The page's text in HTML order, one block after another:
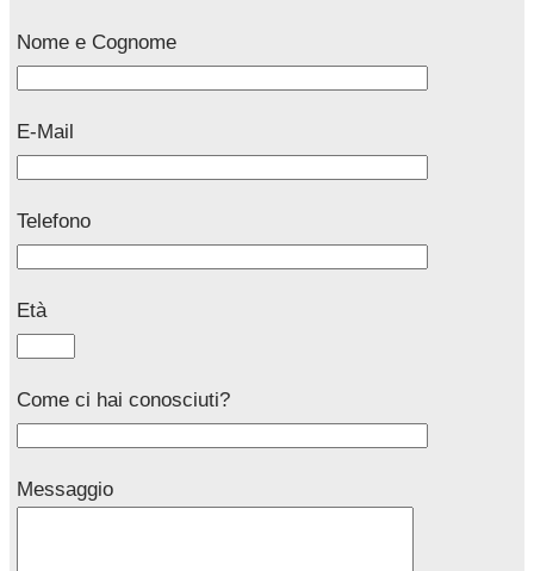
Nome e Cognome
E-Mail
Telefono
Età
Come ci hai conosciuti?
Messaggio